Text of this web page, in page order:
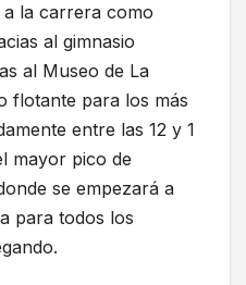
la carrera como
al gimnasio
al Museo de La
flotante para los más
entre las 12 y 1
mayor pico de
se empezará a
para todos los